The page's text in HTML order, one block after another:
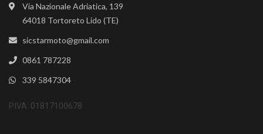
Via Nazionale Adriatica, 139
64018 Tortoreto Lido (TE)
sicstarmoto@gmail.com
0861 787228
339 5847304
P.IVA: 01817100678